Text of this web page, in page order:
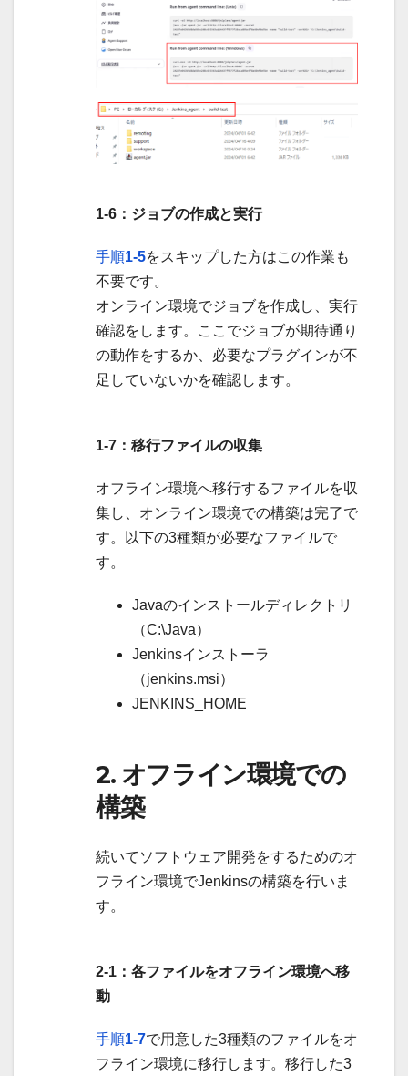
1-6：ジョブの作成と実行
手順1-5をスキップした方はこの作業も
不要です。
オンライン環境でジョブを作成し、実行
確認をします。ここでジョブが期待通り
の動作をするか、必要なプラグインが不
足していないかを確認します。
1-7：移行ファイルの収集
オフライン環境へ移行するファイルを収
集し、オンライン環境での構築は完了で
す。以下の3種類が必要なファイルで
す。
Javaのインストールディレクトリ
（C:\Java）
Jenkinsインストーラ
（jenkins.msi）
JENKINS_HOME
2. オフライン環境での
構築
続いてソフトウェア開発をするためのオ
フライン環境でJenkinsの構築を行いま
す。
2-1：各ファイルをオフライン環境へ移
動
手順1-7で用意した3種類のファイルをオ
フライン環境に移行します。移行した3